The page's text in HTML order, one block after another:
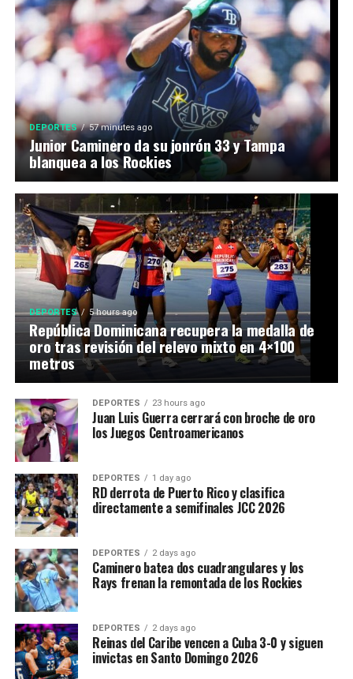
DEPORTES 57 minutes ago
Junior Caminero da su jonrón 33 y Tampa
blanquea a los Rockies
DEPORTES 5 hours ago
República Dominicana recupera la medalla de
oro tras revisión del relevo mixto en 4×100
metros
DEPORTES 23 hours ago
Juan Luis Guerra cerrará con broche de oro
los Juegos Centroamericanos
DEPORTES 1 day ago
RD derrota de Puerto Rico y clasifica
directamente a semifinales JCC 2026
DEPORTES 2 days ago
Caminero batea dos cuadrangulares y los
Rays frenan la remontada de los Rockies
DEPORTES 2 days ago
Reinas del Caribe vencen a Cuba 3-0 y siguen
invictas en Santo Domingo 2026